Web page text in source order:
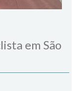
em São